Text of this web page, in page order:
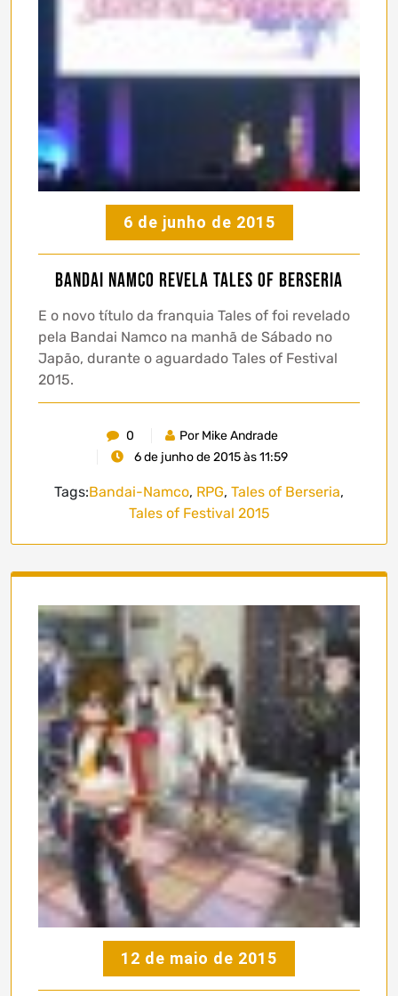
6 de junho de 2015
Bandai Namco revela Tales of Berseria
E o novo título da franquia Tales of foi revelado
pela Bandai Namco na manhã de Sábado no
Japão, durante o aguardado Tales of Festival
2015.
0
Por Mike Andrade
6 de junho de 2015 às 11:59
Tags:Bandai-Namco, RPG, Tales of Berseria,
Tales of Festival 2015
12 de maio de 2015